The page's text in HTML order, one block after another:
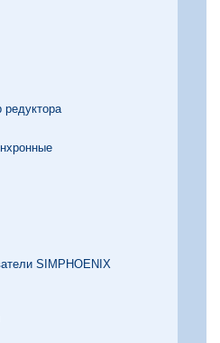
редуктора
SIMPHOENIX